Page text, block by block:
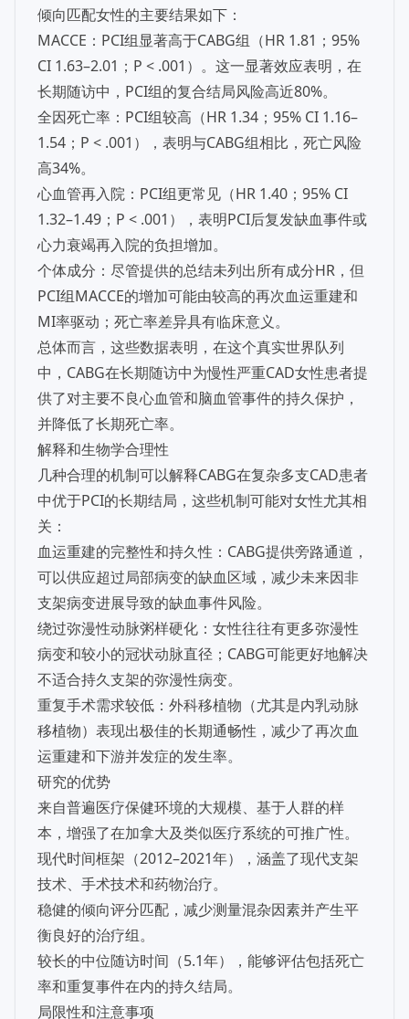
倾向匹配女性的主要结果如下：
MACCE：PCI组显著高于CABG组（HR 1.81；95%
CI 1.63–2.01；P < .001）。这一显著效应表明，在
长期随访中，PCI组的复合结局风险高近80%。
全因死亡率：PCI组较高（HR 1.34；95% CI 1.16–
1.54；P < .001），表明与CABG组相比，死亡风险
高34%。
心血管再入院：PCI组更常见（HR 1.40；95% CI
1.32–1.49；P < .001），表明PCI后复发缺血事件或
心力衰竭再入院的负担增加。
个体成分：尽管提供的总结未列出所有成分HR，但
PCI组MACCE的增加可能由较高的再次血运重建和
MI率驱动；死亡率差异具有临床意义。
总体而言，这些数据表明，在这个真实世界队列
中，CABG在长期随访中为慢性严重CAD女性患者提
供了对主要不良心血管和脑血管事件的持久保护，
并降低了长期死亡率。
解释和生物学合理性
几种合理的机制可以解释CABG在复杂多支CAD患者
中优于PCI的长期结局，这些机制可能对女性尤其相
关：
血运重建的完整性和持久性：CABG提供旁路通道，
可以供应超过局部病变的缺血区域，减少未来因非
支架病变进展导致的缺血事件风险。
绕过弥漫性动脉粥样硬化：女性往往有更多弥漫性
病变和较小的冠状动脉直径；CABG可能更好地解决
不适合持久支架的弥漫性病变。
重复手术需求较低：外科移植物（尤其是内乳动脉
移植物）表现出极佳的长期通畅性，减少了再次血
运重建和下游并发症的发生率。
研究的优势
来自普遍医疗保健环境的大规模、基于人群的样
本，增强了在加拿大及类似医疗系统的可推广性。
现代时间框架（2012–2021年），涵盖了现代支架
技术、手术技术和药物治疗。
稳健的倾向评分匹配，减少测量混杂因素并产生平
衡良好的治疗组。
较长的中位随访时间（5.1年），能够评估包括死亡
率和重复事件在内的持久结局。
局限性和注意事项